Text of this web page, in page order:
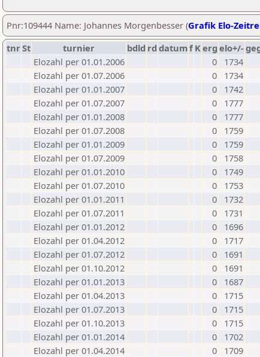
Pnr:109444 Name: Johannes Morgenbesser (Grafik Elo-
tnrSt turnier bdld rd datumf Kerg elo+/-
Elozahl per 01.01.2006
0
1734
Elozahl per 01.07.2006
0
1734
Elozahl per 01.01.2007
0
1742
Elozahl per 01.07.2007
0
1777
Elozahl per 01.01.2008
0
1777
Elozahl per 01.07.2008
0
1759
Elozahl per 01.01.2009
0
1759
Elozahl per 01.07.2009
0
1758
Elozahl per 01.01.2010
0
1749
Elozahl per 01.07.2010
0
1753
Elozahl per 01.01.2011
0
1732
Elozahl per 01.07.2011
0
1731
Elozahl per 01.01.2012
0
1696
Elozahl per 01.04.2012
0
1717
Elozahl per 01.07.2012
0
1691
Elozahl per 01.10.2012
0
1691
Elozahl per 01.01.2013
0
1687
Elozahl per 01.04.2013
0
1715
Elozahl per 01.07.2013
0
1715
Elozahl per 01.10.2013
0
1715
Elozahl per 01.01.2014
0
1702
Elozahl per 01.04.2014
0
1709